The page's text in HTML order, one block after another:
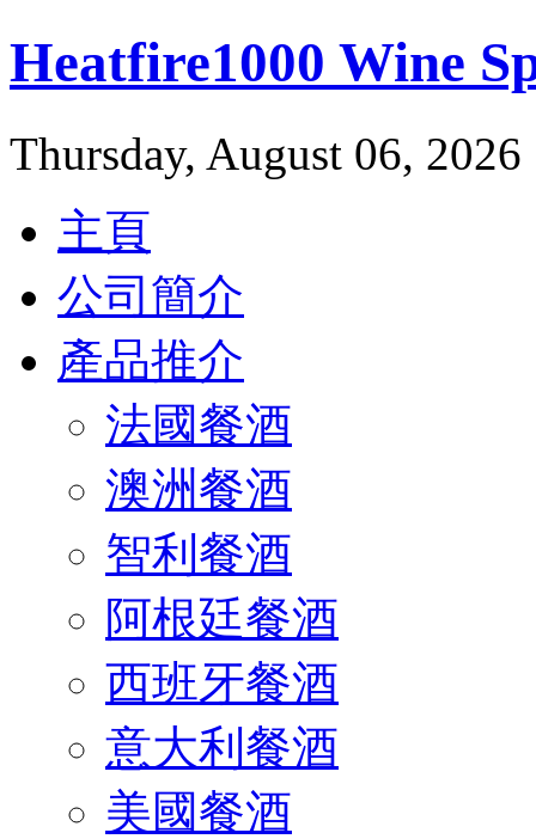
Heatfire1000 Wine
Thursday, August 06, 2026
主頁
公司簡介
產品推介
法國餐酒
澳洲餐酒
智利餐酒
阿根廷餐酒
西班牙餐酒
意大利餐酒
美國餐酒